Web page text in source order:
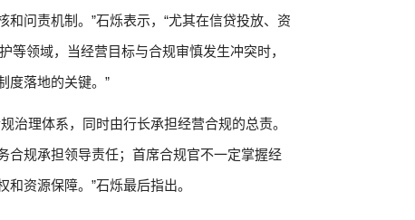
问责机制。”石烁表示，“尤其在信贷投放、资
等领域，当经营目标与合规审慎发生冲突时，
度落地的关键。”
治理体系，同时由行长承担经营合规的总责。
合规承担领导责任；首席合规官不一定掌握经
资源保障。”石烁最后指出。